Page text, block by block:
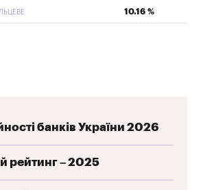
10.16 %
банків України 2026
рейтинг – 2025